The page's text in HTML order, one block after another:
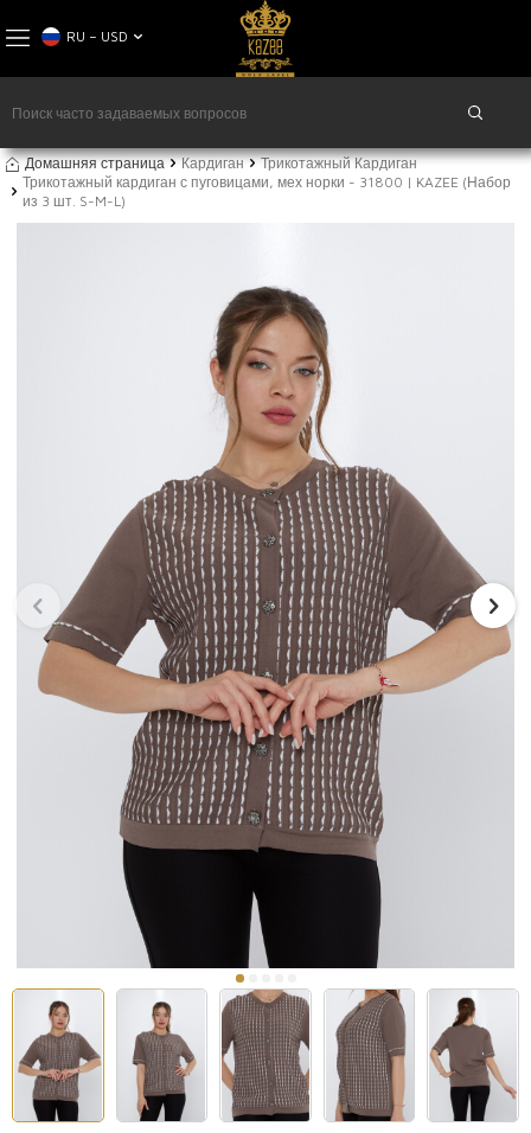
RU − USD
Домашняя страница Кардиган
Трикотажный Кардиган
Трикотажный кардиган с пуговицами, мех норки - 31800 | KAZEE (Набор
из 3 шт. S-M-L)